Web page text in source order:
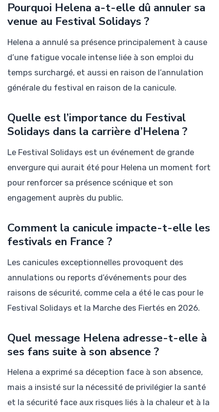
Pourquoi Helena a-t-elle dû annuler sa
venue au Festival Solidays ?
Helena a annulé sa présence principalement à cause
d’une fatigue vocale intense liée à son emploi du
temps surchargé, et aussi en raison de l’annulation
générale du festival en raison de la canicule.
Quelle est l’importance du Festival
Solidays dans la carrière d’Helena ?
Le Festival Solidays est un événement de grande
envergure qui aurait été pour Helena un moment fort
pour renforcer sa présence scénique et son
engagement auprès du public.
Comment la canicule impacte-t-elle les
festivals en France ?
Les canicules exceptionnelles provoquent des
annulations ou reports d’événements pour des
raisons de sécurité, comme cela a été le cas pour le
Festival Solidays et la Marche des Fiertés en 2026.
Quel message Helena adresse-t-elle à
ses fans suite à son absence ?
Helena a exprimé sa déception face à son absence,
mais a insisté sur la nécessité de privilégier la santé
et la sécurité face aux risques liés à la chaleur et à la